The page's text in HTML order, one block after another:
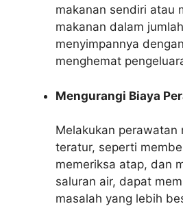
makanan sendiri atau
makanan dalam
menyimpannya
menghemat
Mengurangi Biaya
Melakukan perawatan
teratur, seperti
memeriksa atap, dan
saluran air, dapat
masalah yang lebih